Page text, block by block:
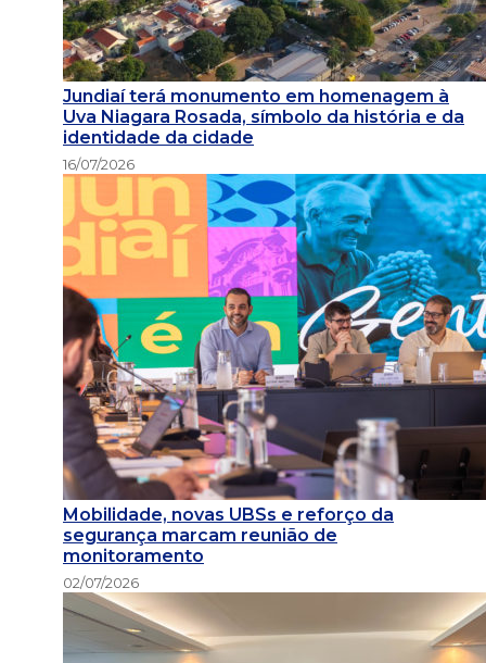
Jundiaí terá monumento em homenagem à
Uva Niagara Rosada, símbolo da história e da
identidade da cidade
16/07/2026
Mobilidade, novas UBSs e reforço da
segurança marcam reunião de
monitoramento
02/07/2026